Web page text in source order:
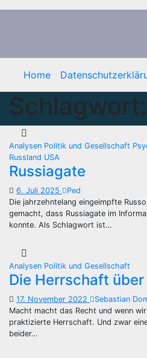
Zum
Home
Schlagwort:
Analysen Politik und Gesellschaft
Russland USA
Russiagate
6. Juli 2025
Ped
Die jahrzehntelang eingeimpfte
gemacht, dass Russiagate im
konnte. Als Schlagwort ist…
Analysen Politik und Gesellschaft
Die Herrschaft
17. November 2022
Sebastian
Macht macht das Recht und wenn
praktizierte Herrschaft. Und zwar
beider…